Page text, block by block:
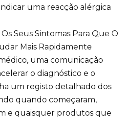
uma reacção alérgica
Seus Sintomas Para Que O
Mais Rapidamente
uma comunicação
o diagnóstico e o
um registo detalhado dos
quando começaram,
e quaisquer produtos que